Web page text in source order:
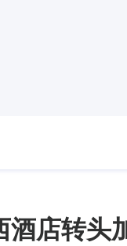
店转头